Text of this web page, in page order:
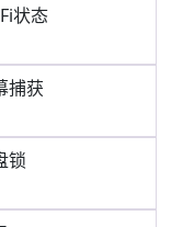
状态
捕获
锁